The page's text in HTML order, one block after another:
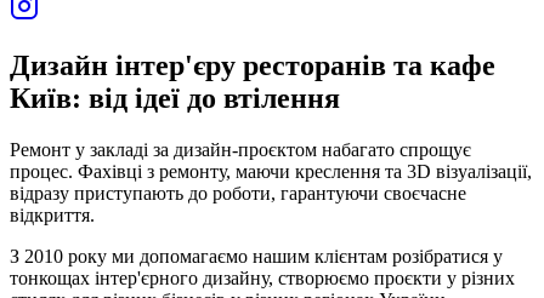
Дизайн інтер'єру ресторанів та кафе
Київ: від ідеї до втілення
Ремонт у закладі за дизайн-проєктом набагато спрощує
процес. Фахівці з ремонту, маючи креслення та 3D візуалізації,
відразу приступають до роботи, гарантуючи своєчасне
відкриття.
З 2010 року ми допомагаємо нашим клієнтам розібратися у
тонкощах інтер'єрного дизайну, створюємо проєкти у різних